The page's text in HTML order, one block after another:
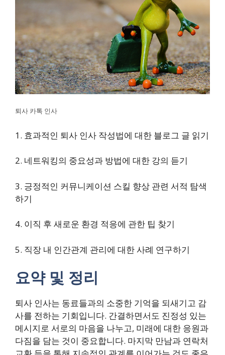
퇴사 카톡 인사
1. 효과적인 퇴사 인사 작성법에 대한 블로그 글 읽기
2. 네트워킹의 중요성과 방법에 대한 강의 듣기
3. 긍정적인 커뮤니케이션 스킬 향상 관련 서적 탐색
하기
4. 이직 후 새로운 환경 적응에 관한 팁 찾기
5. 직장 내 인간관계 관리에 대한 사례 연구하기
요약 및 정리
퇴사 인사는 동료들과의 소중한 기억을 되새기고 감
사를 전하는 기회입니다. 간결하면서도 진정성 있는
메시지로 서로의 마음을 나누고, 미래에 대한 응원과
다짐을 담는 것이 중요합니다. 마지막 만남과 연락처